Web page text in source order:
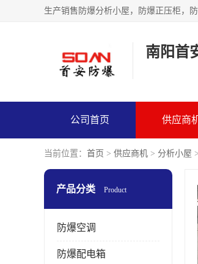
生产销售防爆分析小屋，防爆正压柜，
南阳首
公司首页 供应商
当前位置： 首页 > 供应商机 > 分析小屋
产品分类 Product
防爆空调
防爆配电箱